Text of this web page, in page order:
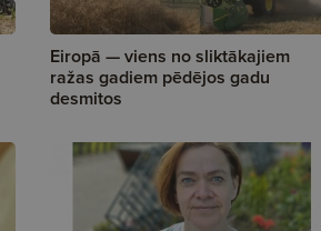
Eiropā — viens no sliktākajiem
ražas gadiem pēdējos gadu
desmitos